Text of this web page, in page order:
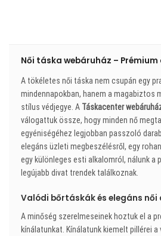
Női táska webáruház –
A tökéletes női táska nem csupán egy
mindennapokban, hanem a magabiztos
stílus védjegye. A Táskacenter
válogattuk össze, hogy minden nő
egyéniségéhez legjobban passzoló
elegáns üzleti megbeszélésről, egy
egy különleges esti alkalomról, nálunk a
legújabb divat trendek találkoznak.
Valódi bőrtáskák és elegáns
A minőség szerelmeseinek hoztuk el a
kínálatunkat. Kínálatunk kiemelt pillérei a